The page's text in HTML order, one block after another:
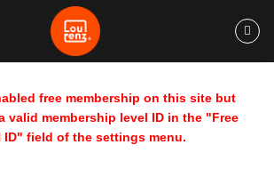
free membership on this site but
valid membership level ID in the "Free
ID" field of the settings menu.